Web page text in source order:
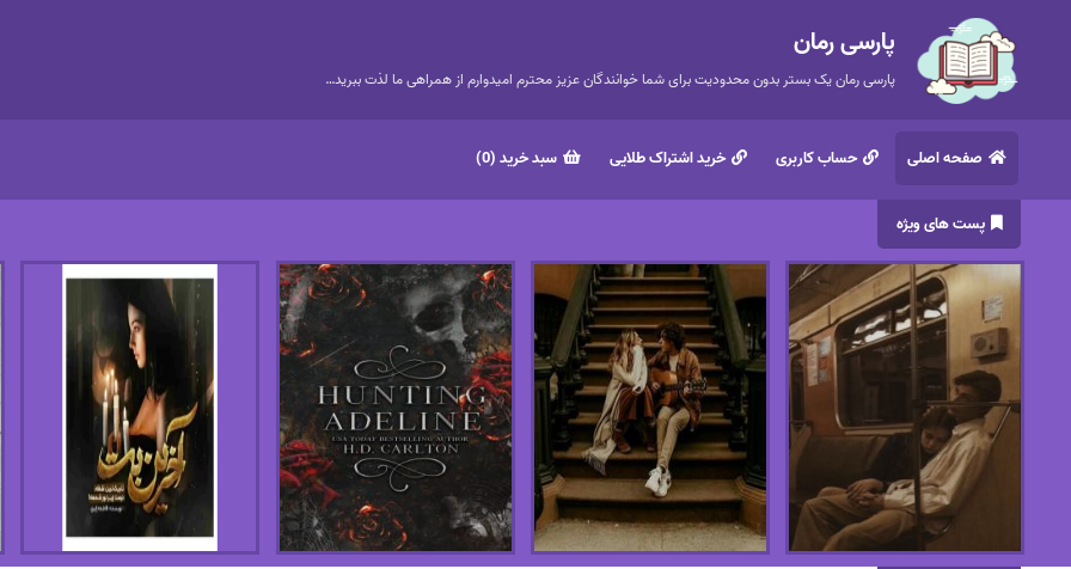
پارسی رمان
پارسی رمان یک بستر بدون محدودیت برای شما خوانندگان عزیز محترم امیدوارم از همراهی ما لذت ببرید…
صفحه اصلی حساب کاربری خرید اشتراک طلایی سبد خرید (0)
پست های ویژه